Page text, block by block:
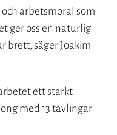
arbetsmoral som
ger oss en naturlig
brett, säger Joakim
ett starkt
med 13 tävlingar